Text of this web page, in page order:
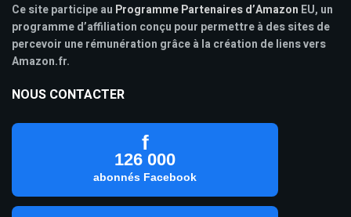
Ce site participe au Programme Partenaires d’Amazon EU, un
programme d’affiliation conçu pour permettre à des sites de
percevoir une rémunération grâce à la création de liens vers
Amazon.fr.
NOUS CONTACTER
f
126 000
abonnés Facebook